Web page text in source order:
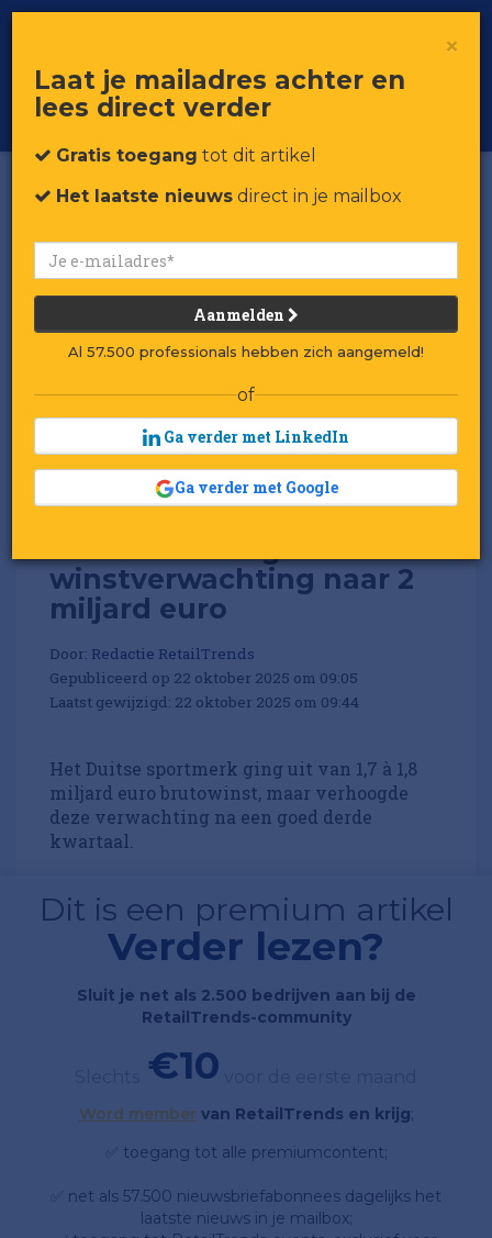
Voor professionals in retail & brands
Toggle
winstverwachting naar 2
miljard euro
Door: Redactie RetailTrends
Gepubliceerd op 22 oktober 2025 om 09:05
Laatst gewijzigd: 22 oktober 2025 om 09:44
Het Duitse sportmerk ging uit van 1,7 à 1,8
miljard euro brutowinst, maar verhoogde
deze verwachting na een goed derde
kwartaal.
Dit is een premium artikel
Verder lezen?
Sluit je net als 2.500 bedrijven aan bij de
RetailTrends-community
€10
Word member van RetailTrends en krijg;
✅ toegang tot alle premiumcontent;
✅ net als 57.500 nieuwsbriefabonnees dagelijks het
laatste nieuws in je mailbox;
×
Laat je mailadres achter en
lees direct verder
Gratis toegang tot dit artikel
Het laatste nieuws direct in je mailbox
Aanmelden
Al 57.500 professionals hebben zich aangemeld!
of
Ga verder met LinkedIn
Ga verder met Google